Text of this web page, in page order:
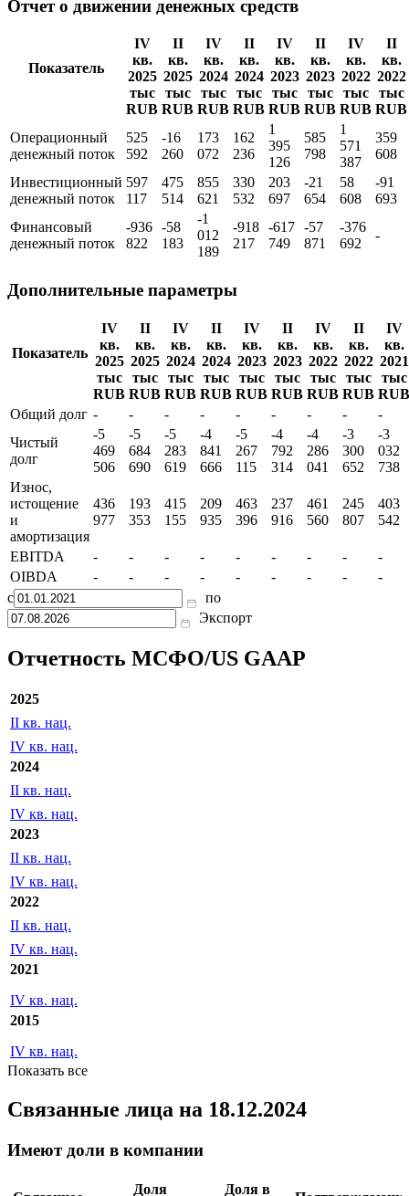
Отчет о движении денежных средств
Показатель
IV
кв.
2025
тыс
RUB
II
кв.
2025
тыс
RUB
IV
кв.
2024
тыс
RUB
II
кв.
2024
тыс
RUB
IV
кв.
2023
тыс
RUB
II
кв.
2023
тыс
RUB
IV
кв.
2022
тыс
RUB
II
кв.
2022
тыс
RUB
Операционный
денежный поток
525
592
-16
260
173
072
162
236
1
395
126
585
798
1
571
387
359
608
Инвестиционный
денежный поток
597
117
475
514
855
621
330
532
203
697
-21
654
58
608
-91
693
Финансовый
денежный поток
-936
822
-58
183
-1
012
189
-918
217
-617
749
-57
871
-376
692
-
Дополнительные параметры
Показатель
IV
кв.
2025
тыс
RUB
II
кв.
2025
тыс
RUB
IV
кв.
2024
тыс
RUB
II
кв.
2024
тыс
RUB
IV
кв.
2023
тыс
RUB
II
кв.
2023
тыс
RUB
IV
кв.
2022
тыс
RUB
II
кв.
2022
тыс
RUB
IV
кв.
2021
тыс
RUB
Общий долг - - - - - - - -
-
Чистый
долг
-5
469
506
-5
684
690
-5
283
619
-4
841
666
-5
267
115
-4
792
314
-4
286
041
-3
300
652
-3
032
738
Износ,
истощение
и
амортизация
436
977
193
353
415
155
209
935
463
396
237
916
461
560
245
807
403
542
EBITDA - - - - - - - -
-
OIBDA
- - - - - - - -
-
с
по
Экспорт
Отчетность МСФО/US GAAP
2025
II кв. нац.
IV кв. нац.
2024
II кв. нац.
IV кв. нац.
2023
II кв. нац.
IV кв. нац.
2022
II кв. нац.
IV кв. нац.
2021
IV кв. нац.
2015
IV кв. нац.
Показать все
Связанные лица на 18.12.2024
Имеют доли в компании
Доля Доля в